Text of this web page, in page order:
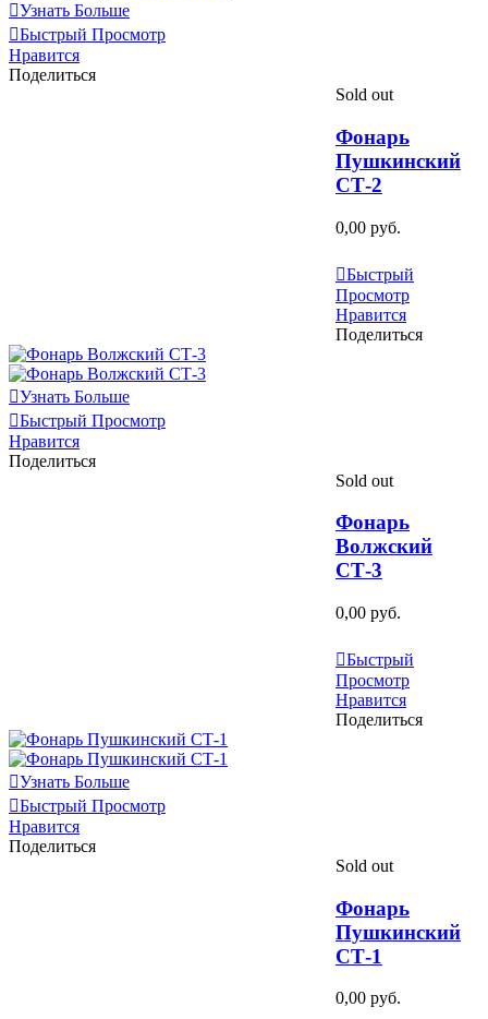
Узнать Больше
Быстрый Просмотр
Нравится
Поделиться
Sold out
Фонарь
Пушкинский
СТ-2
0,00 руб.
Быстрый
Просмотр
Нравится
Поделиться
Узнать Больше
Быстрый Просмотр
Нравится
Поделиться
Sold out
Фонарь
Волжский
СТ-3
0,00 руб.
Быстрый
Просмотр
Нравится
Поделиться
Узнать Больше
Быстрый Просмотр
Нравится
Поделиться
Sold out
Фонарь
Пушкинский
СТ-1
0,00 руб.